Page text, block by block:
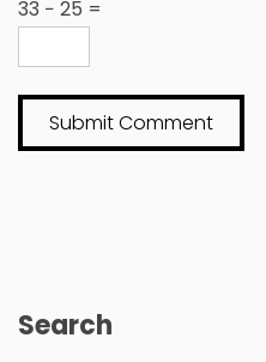
33 − 25 =
Search